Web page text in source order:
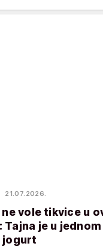
21.07.2026.
ne vole tikvice u
Tajna je u
jogurt